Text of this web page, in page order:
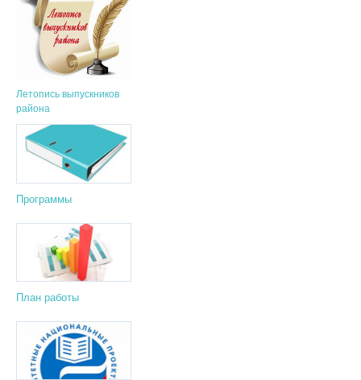
Летопись выпускников
района
Программы
План работы